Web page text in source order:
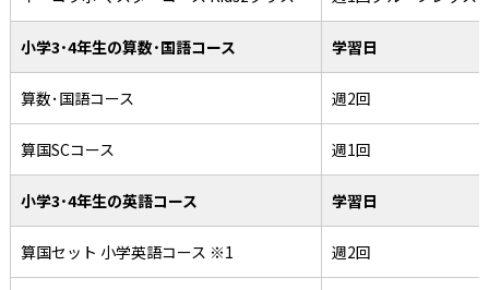
小学3･4年生の算数･国語コース 学習日
算数･国語コース 週2回
算国SCコース 週1回
小学3･4年生の英語コース 学習日
算国セット 小学英語コース ※1 週2回